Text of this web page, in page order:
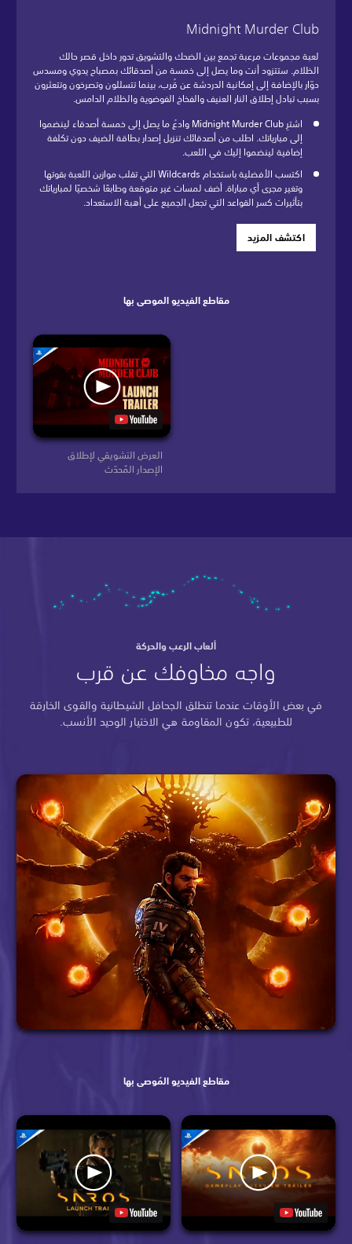
Midnight Murder Club
لعبة مجموعات مرعبة تجمع بين الضحك والتشويق تدور داخل قصر حالك
الظلام. ستتزود أنت وما يصل إلى خمسة من أصدقائك بمصباح يدوي ومسدس
دوّار بالإضافة إلى إمكانية الدردشة عن قُرب، بينما تتسللون وتصرخون وتتعثرون
بسبب تبادل إطلاق النار العنيف والفخاخ الفوضوية والظلام الدامس.
اشترِ Midnight Murder Club وادعُ ما يصل إلى خمسة أصدقاء لينضموا
إلى مبارياتك. اطلب من أصدقائك تنزيل إصدار بطاقة الضيف دون تكلفة
إضافية لينضموا إليك في اللعب.
اكتسب الأفضلية باستخدام Wildcards التي تقلب موازين اللعبة بقوتها
وتغير مجرى أي مباراة. أضف لمسات غير متوقعة وطابعًا شخصيًا لمبارياتك
بتأثيرات كسر القواعد التي تجعل الجميع على أهبة الاستعداد.
اكتشف المزيد
مقاطع الفيديو الموصى بها
العرض التشويقي لإطلاق
الإصدار المُحدّث
ألعاب الرعب والحركة
واجه مخاوفك عن قرب
في بعض الأوقات عندما تنطلق الجحافل الشيطانية والقوى الخارقة
للطبيعية، تكون المقاومة هي الاختيار الوحيد الأنسب.
مقاطع الفيديو المُوصى بها